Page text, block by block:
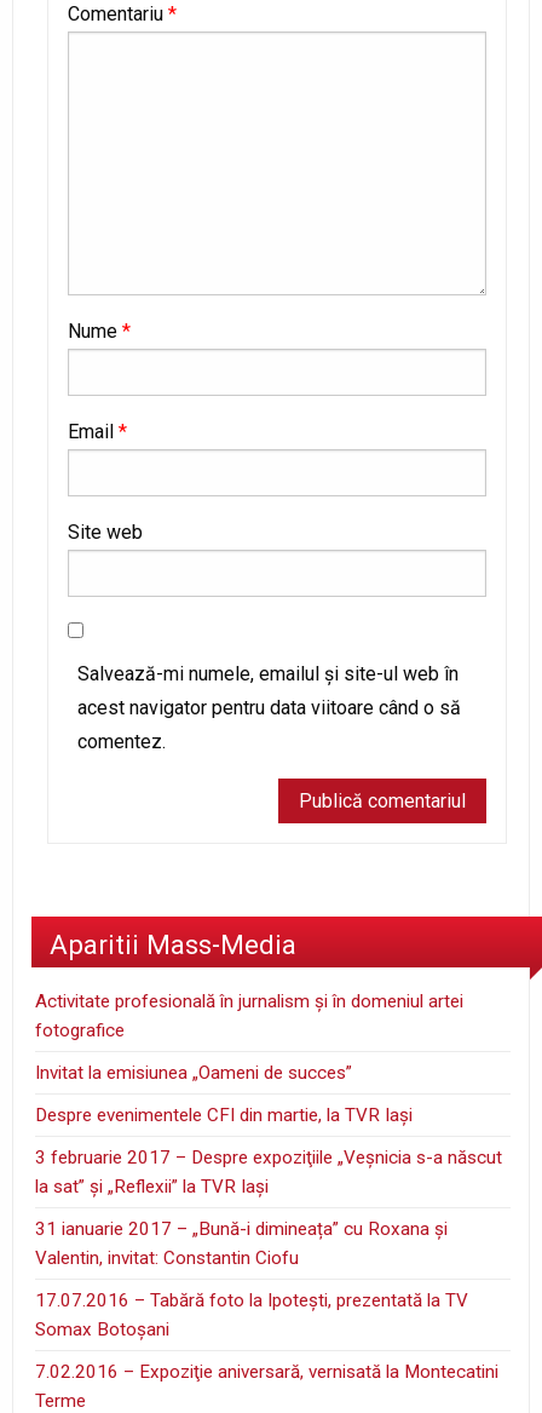
Comentariu *
Nume *
Email *
Site web
Salvează-mi numele, emailul și site-ul web în
acest navigator pentru data viitoare când o să
comentez.
Aparitii Mass-Media
Activitate profesională în jurnalism şi în domeniul artei
fotografice
Invitat la emisiunea „Oameni de succes”
Despre evenimentele CFI din martie, la TVR Iaşi
3 februarie 2017 – Despre expoziţiile „Veşnicia s-a născut
la sat” şi „Reflexii” la TVR Iaşi
31 ianuarie 2017 – „Bună-i dimineața” cu Roxana și
Valentin, invitat: Constantin Ciofu
17.07.2016 – Tabără foto la Ipoteşti, prezentată la TV
Somax Botoşani
7.02.2016 – Expoziţie aniversară, vernisată la Montecatini
Terme